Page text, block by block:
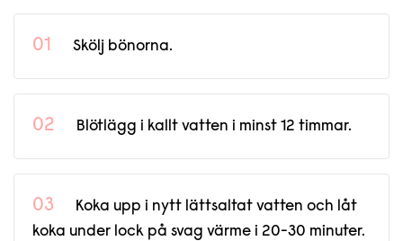
Skölj bönorna.
Blötlägg i kallt vatten i minst 12 timmar.
Koka upp i nytt lättsaltat vatten och låt
koka under lock på svag värme i 20-30 minuter.